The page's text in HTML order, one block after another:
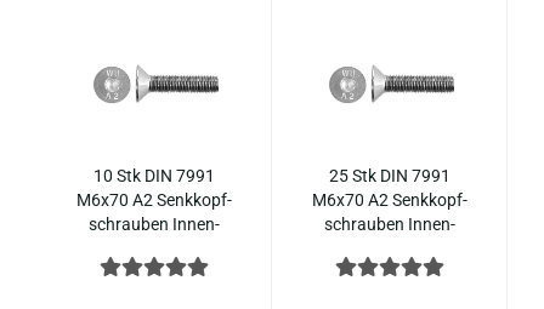
10 Stk DIN 7991
M6x70 A2 Senk­kopf­
schrau­ben In­nen­
Edel­stahl
25 Stk DIN 7991
M6x70 A2 Senk­kopf­
schrau­ben In­nen­
Edel­stahl